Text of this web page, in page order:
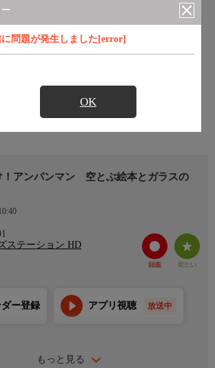
問題が発生しました[error]
OK
！アンパンマン 空とぶ絵本とガラスの
ステーション HD
もっと見る
ダー登録 アプリ視聴 放送中